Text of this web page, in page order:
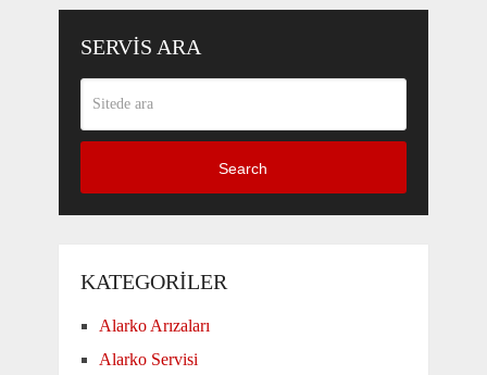
SERVIS ARA
Search
KATEGORILER
Alarko Arızaları
Alarko Servisi